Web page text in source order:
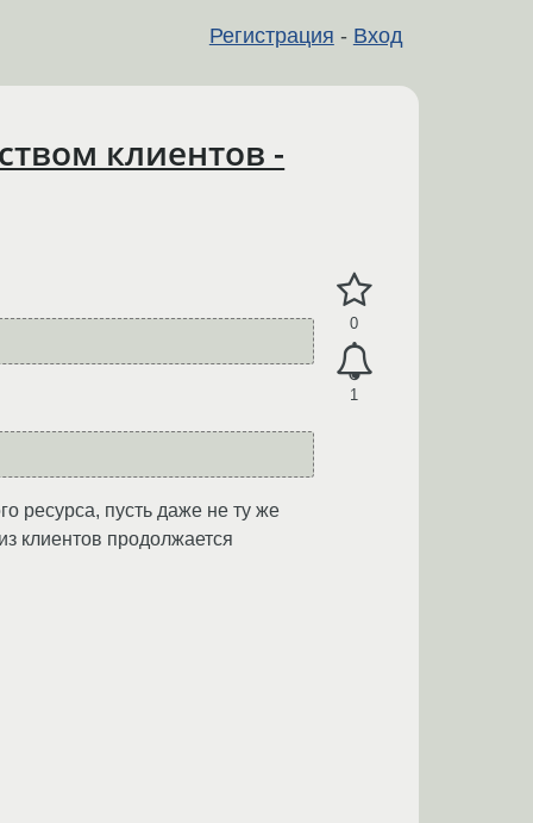
Регистрация - Вход
клиентов -
0
1
ресурса, пусть даже не ту же
клиентов продолжается